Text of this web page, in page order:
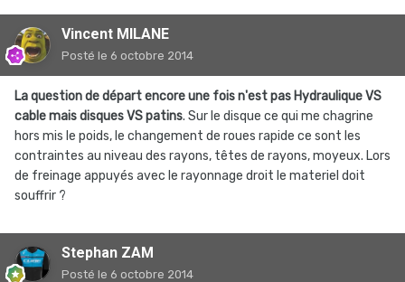
Vincent MILANE
Posté le 6 octobre 2014
La question de départ encore une fois n'est pas Hydraulique VS
cable mais disques VS patins. Sur le disque ce qui me chagrine
hors mis le poids, le changement de roues rapide ce sont les
contraintes au niveau des rayons, têtes de rayons, moyeux. Lors
de freinage appuyés avec le rayonnage droit le materiel doit
souffrir ?
Stephan ZAM
Posté le 6 octobre 2014